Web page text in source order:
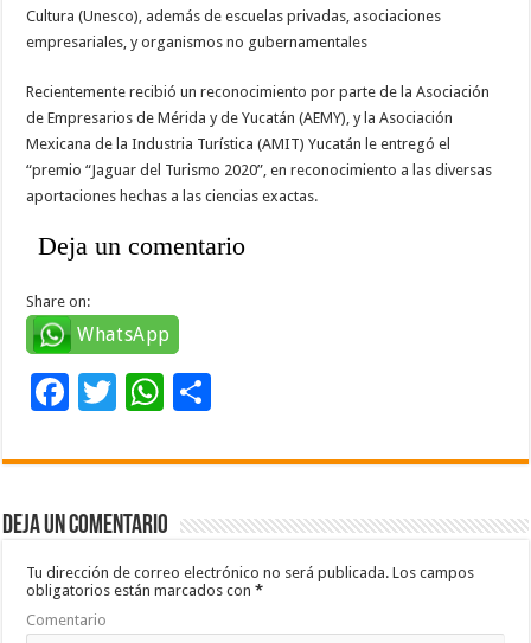
Cultura (Unesco), además de escuelas privadas, asociaciones
empresariales, y organismos no gubernamentales
Recientemente recibió un reconocimiento por parte de la Asociación
de Empresarios de Mérida y de Yucatán (AEMY), y la Asociación
Mexicana de la Industria Turística (AMIT) Yucatán le entregó el
“premio “Jaguar del Turismo 2020”, en reconocimiento a las diversas
aportaciones hechas a las ciencias exactas.
Deja un comentario
Share on:
WhatsApp
F
e
b
o
o
k
T
tt
er
W
at
sA
p
p
m
ar
ti
Deja un comentario
Tu dirección de correo electrónico no será publicada. Los campos
obligatorios están marcados con*
Comentario